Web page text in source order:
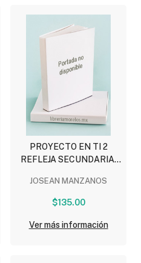
PROYECTO EN TI 2
REFLEJA SECUNDARIA,
JOSEAN MANZANOS
$135.00
Ver más información